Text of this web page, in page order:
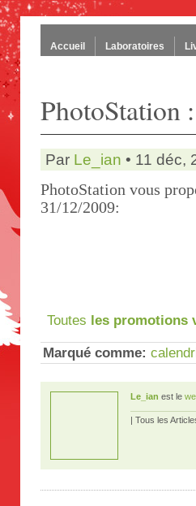
Accueil Laboratoires
PhotoStation
Par Le_ian • 11 déc,
PhotoStation vous
31/12/2009:
Toutes les promotions
Marqué comme:
Le_ian est le
| Tous les